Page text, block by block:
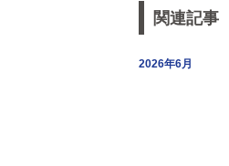
関連記事
2026年6月